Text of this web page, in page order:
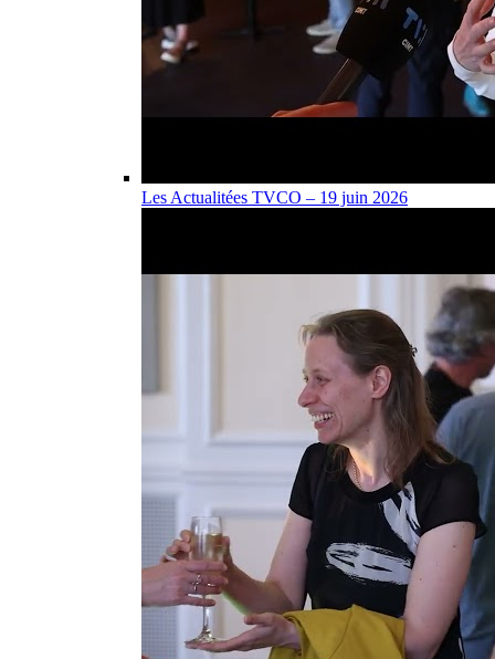
Les Actualitées TVCO – 19 juin 2026